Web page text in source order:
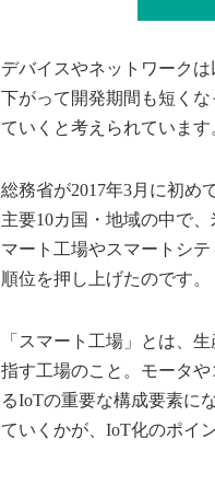
デバイスやネットワーク
下がって開発期間も短く
ていくと考えられています
総務省が2017年3月に初め
主要10カ国・地域の中で
マート工場やスマートシ
順位を押し上げたのです。
「スマート工場」とは、
指す工場のこと。モータ
るIoTの重要な構成要素に
ていくかが、IoT化のポイ